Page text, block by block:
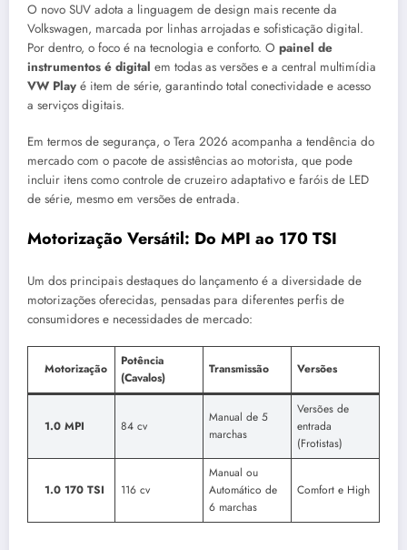
O novo SUV adota a linguagem de design mais recente da
Volkswagen, marcada por linhas arrojadas e sofisticação digital.
Por dentro, o foco é na tecnologia e conforto. O painel de
instrumentos é digital em todas as versões e a central multimídia
VW Play é item de série, garantindo total conectividade e acesso
a serviços digitais.
Em termos de segurança, o Tera 2026 acompanha a tendência do
mercado com o pacote de assistências ao motorista, que pode
incluir itens como controle de cruzeiro adaptativo e faróis de LED
de série, mesmo em versões de entrada.
Motorização Versátil: Do MPI ao 170 TSI
Um dos principais destaques do lançamento é a diversidade de
motorizações oferecidas, pensadas para diferentes perfis de
consumidores e necessidades de mercado:
Motorização
Potência
(Cavalos)
Transmissão Versões
1.0 MPI 84 cv
Manual de 5
marchas
Versões de
entrada
(Frotistas)
1.0 170 TSI 116 cv
Manual ou
Automático de
6 marchas
Comfort e High